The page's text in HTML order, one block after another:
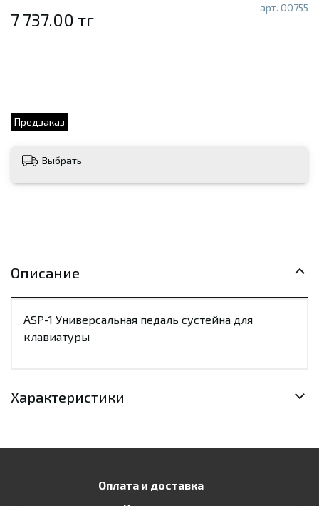
арт. 00755
Предзаказ
7 737.00 тг
Выбрать
Описание
ASP-1 Универсальная педаль сустейна для
клавиатуры
Характеристики
Оплата и доставка